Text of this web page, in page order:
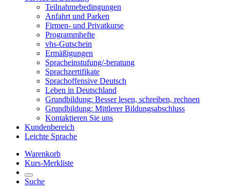
Teilnahmebedingungen
Anfahrt und Parken
Firmen- und Privatkurse
Programmhefte
vhs-Gutschein
Ermäßigungen
Spracheinstufung/-beratung
Sprachzertifikate
Sprachoffensive Deutsch
Leben in Deutschland
Grundbildung: Besser lesen, schreiben, rechnen
Grundbildung: Mittlerer Bildungsabschluss
Kontaktieren Sie uns
Kundenbereich
Leichte Sprache
Warenkorb
Kurs-Merkliste
Suche